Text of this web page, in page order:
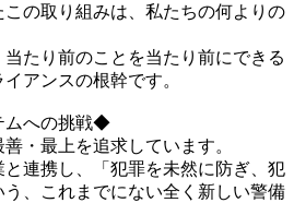
の取り組みは、私たちの何よりの
たり前のことを当たり前にできる
アンスの根幹です。
ムへの挑戦◆
・最上を追求しています。
連携し、「犯罪を未然に防ぎ、犯
、これまでにない全く新しい警備